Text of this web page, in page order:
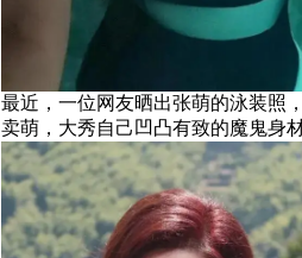
最近，一位网友晒出张萌的泳装照
卖萌，大秀自己凹凸有致的魔鬼身